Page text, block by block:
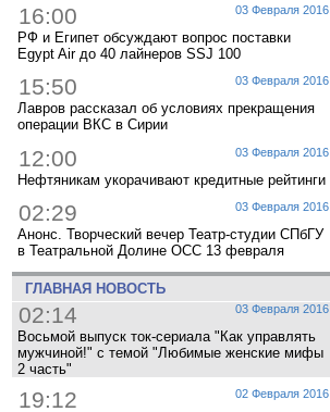
03 Февраля 2016
16:00
РФ и Египет обсуждают вопрос поставки
Egypt Air до 40 лайнеров SSJ 100
03 Февраля 2016
15:50
Лавров рассказал об условиях прекращения
операции ВКС в Сирии
03 Февраля 2016
12:00
Нефтяникам укорачивают кредитные рейтинги
03 Февраля 2016
02:29
Анонс. Творческий вечер Театр-студии СПбГУ
в Театральной Долине ОСС 13 февраля
ГЛАВНАЯ НОВОСТЬ
03 Февраля 2016
02:14
Восьмой выпуск ток-сериала "Как управлять
мужчиной!" с темой "Любимые женские мифы
2 часть"
02 Февраля 2016
19:12